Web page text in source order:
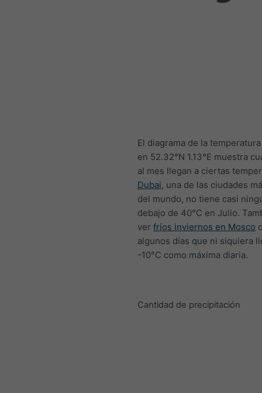
El diagrama de la
en 52.32°N 1.13°E muestra
al mes llegan a ciertas
Dubai, una de las ciudades
del mundo, no tiene casi
debajo de 40°C en Julio.
ver fríos inviernos en Mosco
algunos días que ni siquiera
-10°C como máxima diaria.
Cantidad de precipitación